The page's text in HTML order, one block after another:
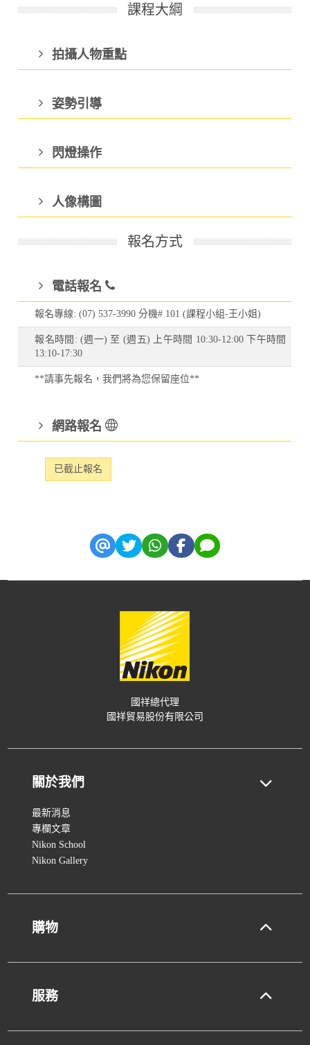
課程大綱
拍攝人物重點
姿勢引導
閃燈操作
人像構圖
報名方式
電話報名
報名專線: (07) 537-3990 分機# 101 (課程小組-王小姐)
報名時間: (週一) 至 (週五) 上午時間 10:30-12:00 下午時間
13:10-17:30
**請事先報名，我們將為您保留座位**
網路報名
已截止報名
國祥總代理
國祥貿易股份有限公司
關於我們
最新消息
專欄文章
Nikon School
Nikon Gallery
購物
服務